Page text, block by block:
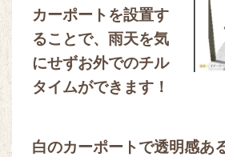
カーポートを設置す
ることで、雨天を気
にせずお外でのチル
タイムができます！
白のカーポートで透明感あ